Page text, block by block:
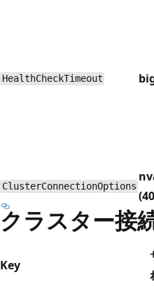
HealthCheckTimeout
ClusterConnectionOptions
クラスター接
Key